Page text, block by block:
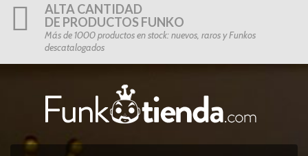
ALTA CANTIDAD
DE PRODUCTOS FUNKO
Más de 1000 productos en stock: nuevos, raros y Funkos
descatalogados